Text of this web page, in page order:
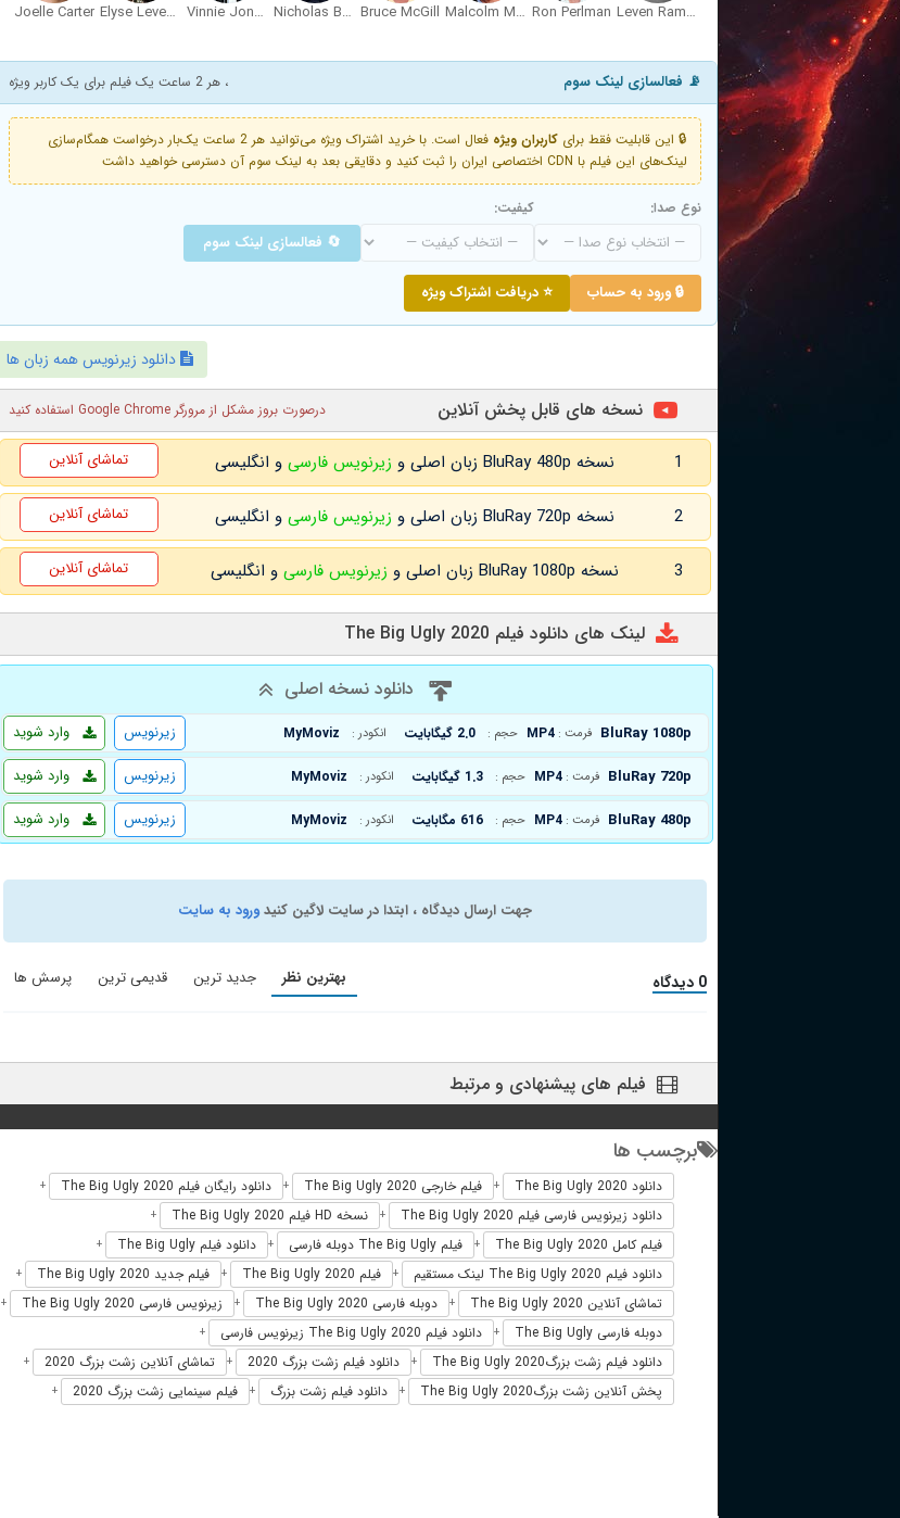
Leven Rambin
Ron Perlman
Malcolm McDowell
Bruce McGill
Nicholas Braun
Vinnie Jones
Elyse Levesque
Joelle Carter
📡 فعالسازی لینک سوم ، هر 2 ساعت یک فیلم برای یک کاربر ویژه
🔒 این قابلیت فقط برای کاربران ویژه
فعال است. با خرید اشتراک ویژه می‌توانید هر 2 ساعت یک‌بار درخواست همگام‌سازی
لینک‌های این فیلم با CDN اختصاصی ایران را ثبت کنید و دقایقی بعد به لینک سوم آن دسترسی خواهید داشت
نوع صدا: کیفیت:
🔄 فعالسازی لینک سوم
🔒 ورود به حساب ⭐ دریافت اشتراک ویژه
دانلود زیرنویس همه زبان ها
نسخه های قابل پخش آنلاین درصورت بروز مشکل از مرورگر Google Chrome استفاده کنید
1 نسخه BluRay 480p زبان اصلی و زیرنویس فارسی و انگلیسی تماشای آنلاین
2 نسخه BluRay 720p زبان اصلی و زیرنویس فارسی و انگلیسی تماشای آنلاین
3 نسخه BluRay 1080p زبان اصلی و زیرنویس فارسی و انگلیسی تماشای آنلاین
لینک های دانلود فیلم The Big Ugly 2020
دانلود نسخه اصلی
BluRay 1080p فرمت : MP4 حجم : 2.0 گیگابایت انکودر : MyMoviz وارد شوید
زیرنویس
BluRay 720p فرمت : MP4 حجم : 1.3 گیگابایت انکودر : MyMoviz وارد شوید
زیرنویس
BluRay 480p فرمت : MP4 حجم : 616 مگابایت انکودر : MyMoviz وارد شوید زیرنویس
جهت ارسال دیدگاه ، ابتدا در سایت لاگین کنیدورود به سایت
0 دیدگاه بهترین نظر جدید ترین قدیمی ترین پرسش ها
فیلم های پیشنهادی و مرتبط
برچسب ها
دانلود The Big Ugly 2020 + فیلم خارجی The Big Ugly 2020 + دانلود رایگان فیلم The Big Ugly 2020 +
دانلود زیرنویس فارسی فیلم The Big Ugly 2020 + نسخه HD فیلم The Big Ugly 2020 +
فیلم کامل The Big Ugly 2020 + فیلم The Big Ugly دوبله فارسی + دانلود فیلم The Big Ugly +
دانلود فیلم The Big Ugly 2020 لینک مستقیم + فیلم The Big Ugly 2020 + فیلم جدید The Big Ugly 2020 +
تماشای آنلاین The Big Ugly 2020 + دوبله فارسی The Big Ugly 2020 + زیرنویس فارسی The Big Ugly 2020 +
دوبله فارسی The Big Ugly + دانلود فیلم The Big Ugly 2020 زیرنویس فارسی +
دانلود فیلم زشت بزرگThe Big Ugly 2020 + دانلود فیلم زشت بزرگ 2020 + تماشای آنلاین زشت بزرگ 2020 +
پخش آنلاین زشت بزرگThe Big Ugly 2020 + دانلود فیلم زشت بزرگ + فیلم سینمایی زشت بزرگ 2020 +